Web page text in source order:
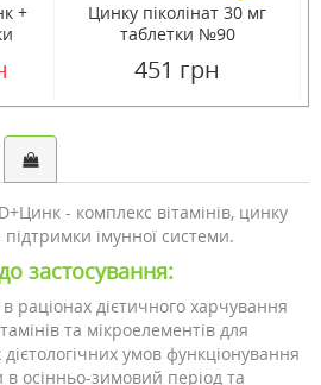
+
Цинку піколінат 30 мг
таблетки №90
451 грн
- комплекс вітамінів, цинку
імунної системи.
застосування:
раціонах дієтичного харчування
та мікроелементів для
умов функціонування
осінньо-зимовий період та